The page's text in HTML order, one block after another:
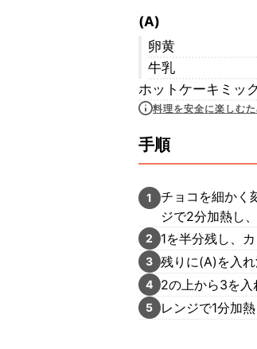
(A)
卵黄
牛乳
ホットケーキミッ
料理を安全に楽しむ
手順
1
チョコを細かく
ジで2分加熱し
2 1を半分残し、
3 残りに(A)を入
4 2の上から3を入
5 レンジで1分加